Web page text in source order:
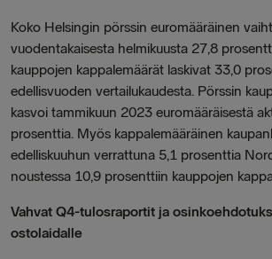
Koko Helsingin pörssin euromääräinen
vuodentakaisesta helmikuusta 27,8
kauppojen kappalemäärät laskivat 33,0
edellisvuoden vertailukaudesta. Pörssin
kasvoi tammikuun 2023 euromääräisestä
prosenttia. Myös kappalemääräinen
edelliskuuhun verrattuna 5,1 prosenttia
noustessa 10,9 prosenttiin kauppojen
Vahvat Q4-tulosraportit ja
ostolaidalle